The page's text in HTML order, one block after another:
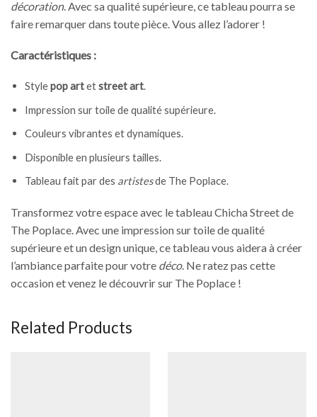
décoration. Avec sa qualité supérieure, ce tableau pourra se
faire remarquer dans toute pièce. Vous allez l’adorer !
Caractéristiques :
Stylepop artetstreet art.
Impression sur toile de qualité supérieure.
Couleurs vibrantes et dynamiques.
Disponible en plusieurs tailles.
Tableau fait par des artistesde The Poplace.
Transformez votre espace avec le tableau Chicha Street de
The Poplace. Avec une impression sur toile de qualité
supérieure et un design unique, ce tableau vous aidera à créer
l’ambiance parfaite pour votre déco. Ne ratez pas cette
occasion et venez le découvrir sur The Poplace !
Related Products